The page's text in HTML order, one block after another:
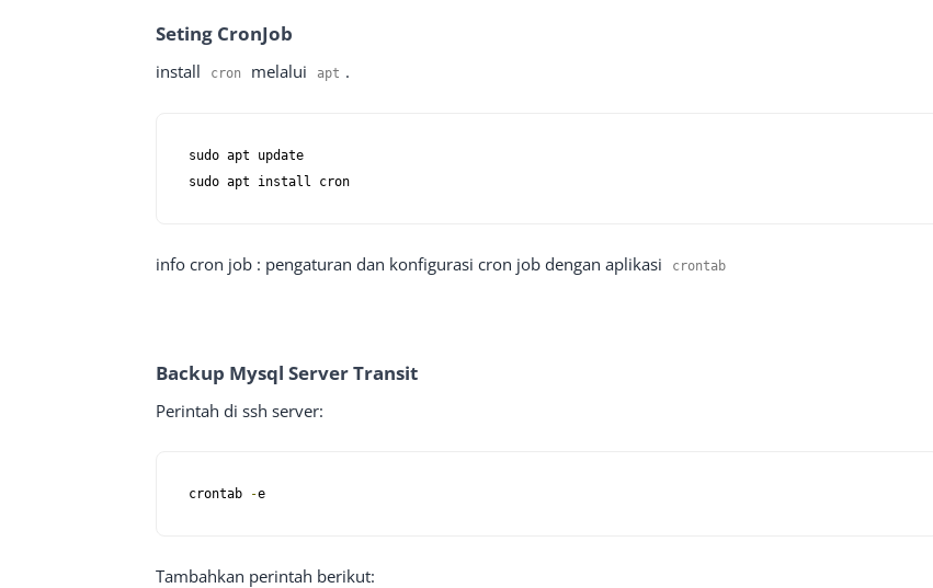
Seting CronJob
install cron melalui apt .
sudo apt update
sudo apt install cron
info cron job : pengaturan dan konfigurasi cron job dengan aplikasi crontab
Backup Mysql Server Transit
Perintah di ssh server:
crontab -e
Tambahkan perintah berikut: